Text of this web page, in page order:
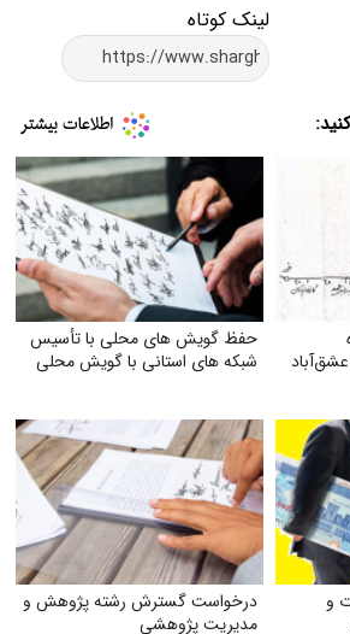
لینک کوتاه
حفظ گویش های محلی با تأسیس
شبکه های استانی با گویش محلی
و
درخواست گسترش رشته پژوهش و
مدیریت پژوهشی